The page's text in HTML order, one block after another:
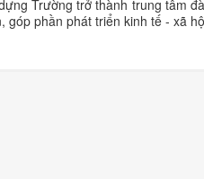
Trường trở thành trung tâm
góp phần phát triển kinh tế - xã